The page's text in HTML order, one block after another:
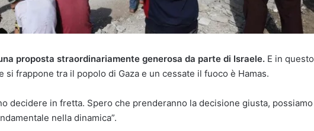
proposta straordinariamente generosa da parte di Israele. E in questo
si frappone tra il popolo di Gaza e un cessate il fuoco è Hamas.
decidere in fretta. Spero che prenderanno la decisione giusta, possiamo
nella dinamica”.